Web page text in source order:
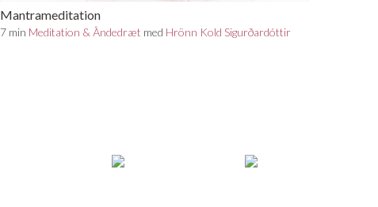
Mantrameditation
7 min Meditation & Åndedræt med Hrönn Kold Sigurðardóttir